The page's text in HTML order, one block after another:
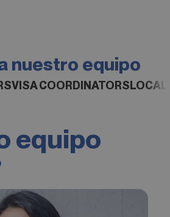
nuestro equipo
VISA COORDINATORSLOCAL
equipo